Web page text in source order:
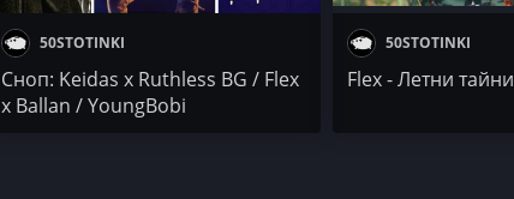
50STOTINKI
Сноп: Keidas x Ruthless BG / Flex
x Ballan / YoungBobi
50STOTINKI
Flex - Летни тайни